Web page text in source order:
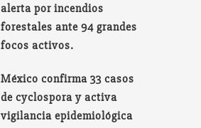
alerta por incendios
forestales ante 94 grandes
focos activos.
México confirma 33 casos
de cyclospora y activa
vigilancia epidemiológica